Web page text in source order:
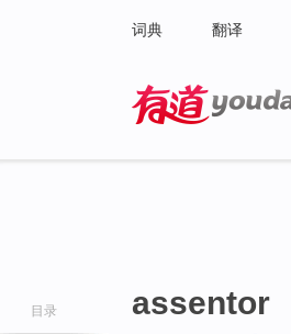
词典 翻译
目录 assentor